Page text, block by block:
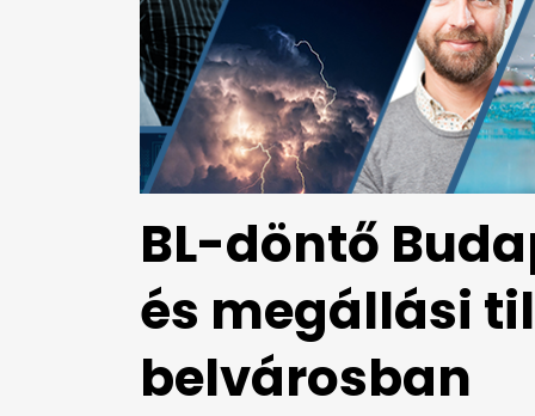
BL-döntő
és megállási
belvárosban